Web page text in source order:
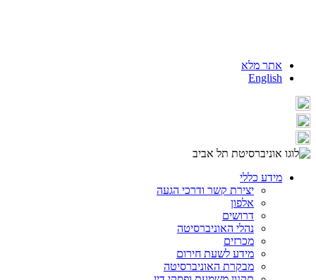
אתר מלא
English
מידע כללי
יצירת קשר ודרכי הגעה
אלפון
דרושים
נהלי האוניברסיטה
מכרזים
מידע לשעת חירום
מבקרת האוניברסיטה